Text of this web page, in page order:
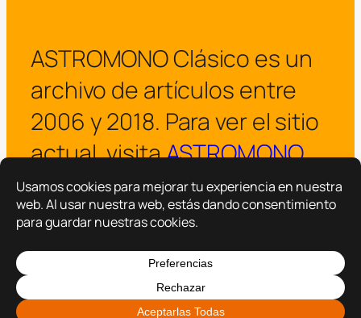
ASTROMONO Clásico es un
archivo de artículos entre
2006 y 2018. Para ver el sitio
actual, visitaASTROMONO.
¡Visitar ASTROMONO ya!
Copyright © 2025 –ASTROMONO Hazlo por familia.
Política de cookies